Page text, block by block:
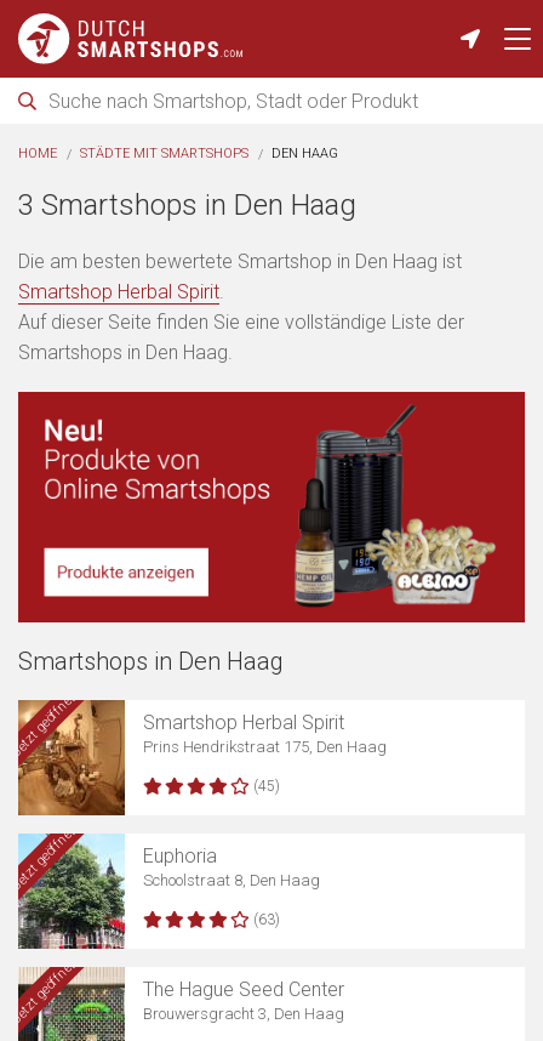
Karte anzeigen
HOME STÄDTE MIT SMARTSHOPS DEN HAAG
3 Smartshops in Den Haag
Die am besten bewertete Smartshop in Den Haag ist
Smartshop Herbal Spirit.
Auf dieser Seite finden Sie eine vollständige Liste der
Smartshops in Den Haag.
Smartshops in Den Haag
Jetzt geöffnet Smartshop Herbal Spirit
Prins Hendrikstraat 175, Den Haag
(45)
Jetzt geöffnet Euphoria
Schoolstraat 8, Den Haag
(63)
Jetzt geöffnet The Hague Seed Center
Brouwersgracht 3, Den Haag